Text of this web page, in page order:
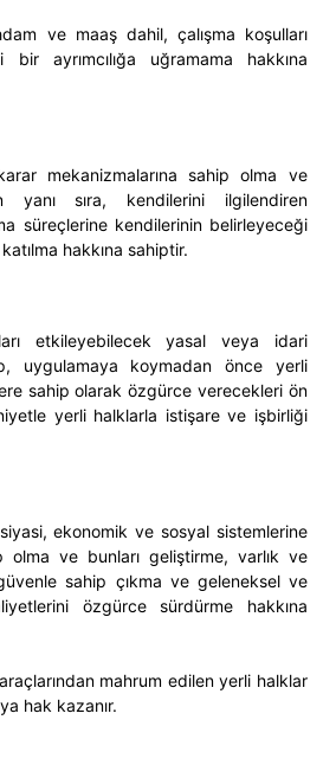
ve maaş dahil, çalışma koşulları
bir ayrımcılığa uğramama hakkına
mekanizmalarına sahip olma ve
yanı sıra, kendilerini ilgilendiren
süreçlerine kendilerinin belirleyeceği
hakkına sahiptir.
etkileyebilecek yasal veya idari
uygulamaya koymadan önce yerli
sahip olarak özgürce verecekleri ön
yerli halklarla istişare ve işbirliği
ekonomik ve sosyal sistemlerine
olma ve bunları geliştirme, varlık ve
sahip çıkma ve geleneksel ve
özgürce sürdürme hakkına
mahrum edilen yerli halklar
hak kazanır.